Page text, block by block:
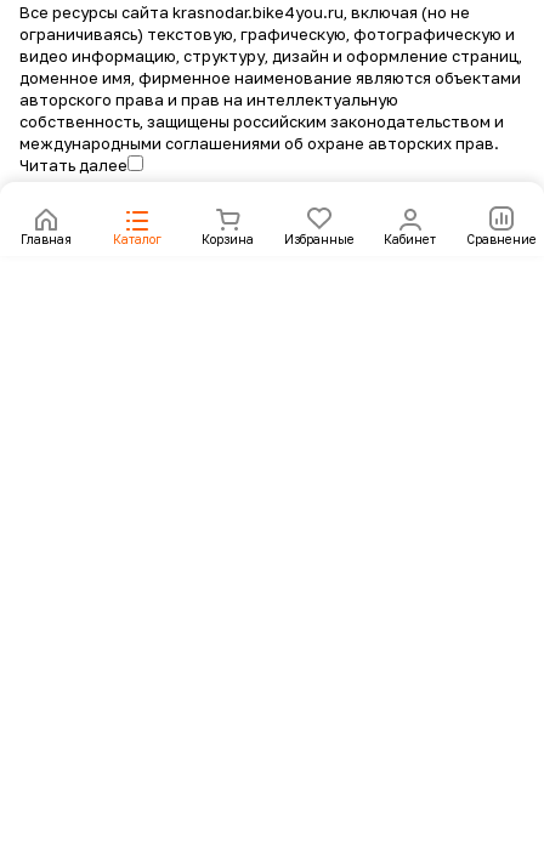
Главная Каталог Корзина Избранные Кабинет Сравнение
Все ресурсы сайта krasnodar.bike4you.ru, включая (но не
ограничиваясь) текстовую, графическую, фотографическую и
видео информацию, структуру, дизайн и оформление страниц,
доменное имя, фирменное наименование являются объектами
авторского права и прав на интеллектуальную
собственность, защищены российским законодательством и
международными соглашениями об охране авторских прав.
Читать далее